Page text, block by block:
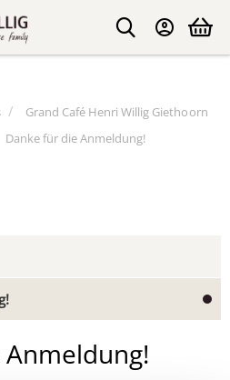
Grand Café Henri Willig Giethoorn
Danke für die Anmeldung!